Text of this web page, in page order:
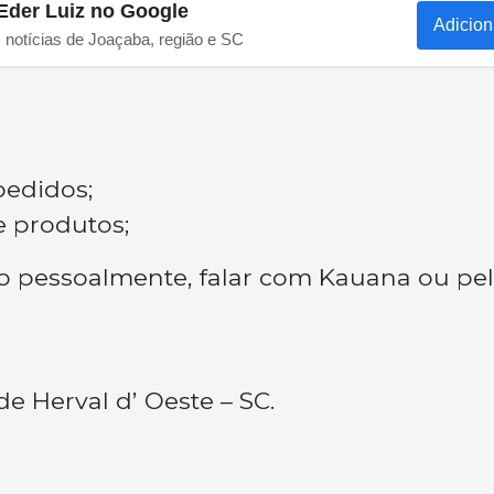
Luiz no Google
notícias de Joaçaba, região e SC
produtos;
pessoalmente, falar com Kauana ou
Herval d’ Oeste – SC.